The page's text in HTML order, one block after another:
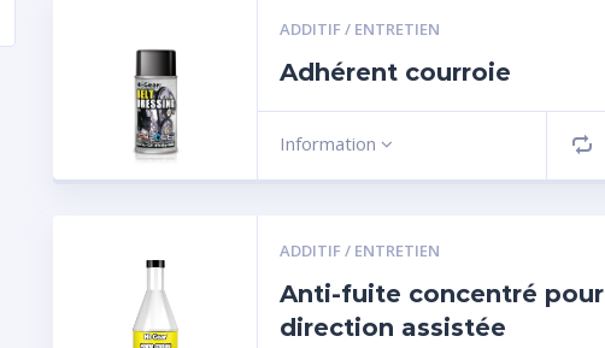
ADDITIF / ENTRETIEN
Adhérent courroie
Information
ADDITIF / ENTRETIEN
Anti-fuite concentré pour
direction assistée